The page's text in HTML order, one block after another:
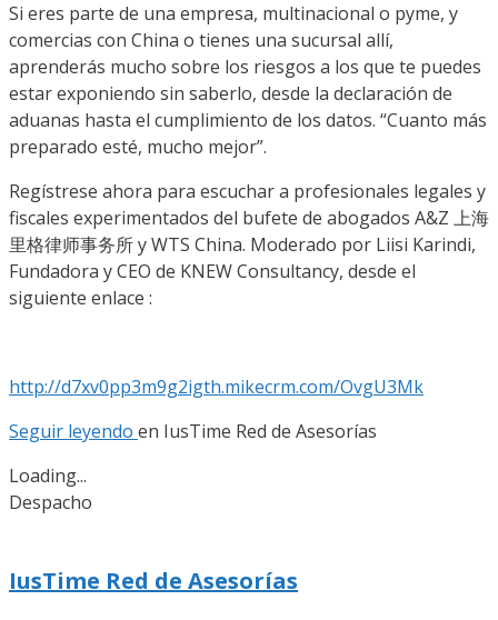
Si eres parte de una empresa, multinacional o pyme, y
comercias con China o tienes una sucursal allí,
aprenderás mucho sobre los riesgos a los que te puedes
estar exponiendo sin saberlo, desde la declaración de
aduanas hasta el cumplimiento de los datos. “Cuanto más
preparado esté, mucho mejor”.
Regístrese ahora para escuchar a profesionales legales y
fiscales experimentados del bufete de abogados A&Z 上海
里格律师事务所 y WTS China. Moderado por Liisi Karindi,
Fundadora y CEO de KNEW Consultancy, desde el
siguiente enlace :
http://d7xv0pp3m9g2igth.mikecrm.com/OvgU3Mk
Seguir leyendo en IusTime Red de Asesorías
Loading...
Despacho
IusTime Red de Asesorías